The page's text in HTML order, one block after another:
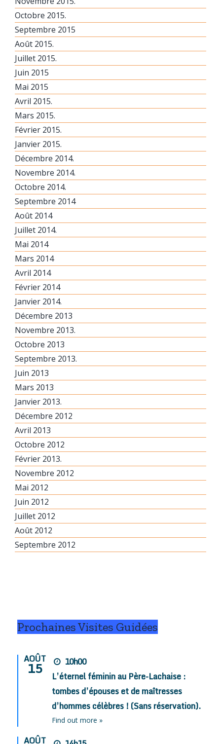
Octobre 2015.
Septembre 2015
Août 2015.
Juillet 2015.
Juin 2015
Mai 2015
Avril 2015.
Mars 2015.
Février 2015.
Janvier 2015.
Décembre 2014.
Novembre 2014.
Octobre 2014.
Septembre 2014
Août 2014
Juillet 2014.
Mai 2014
Mars 2014
Avril 2014
Février 2014
Janvier 2014.
Décembre 2013
Novembre 2013.
Octobre 2013
Septembre 2013.
Juin 2013
Mars 2013
Janvier 2013.
Décembre 2012
Avril 2013
Octobre 2012
Février 2013.
Novembre 2012
Mai 2012
Juin 2012
Juillet 2012
Août 2012
Septembre 2012
Prochaines Visites Guidées
AOÛT
15
10h00
L’éternel féminin au Père-Lachaise :
tombes d’épouses et de maîtresses
d’hommes célèbres ! (Sans réservation).
Find out more »
AOÛT